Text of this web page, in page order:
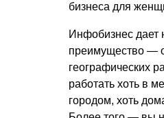
бизнеса для
Инфобизнес дает
преимущество —
географических
работать хоть в
городом, хоть